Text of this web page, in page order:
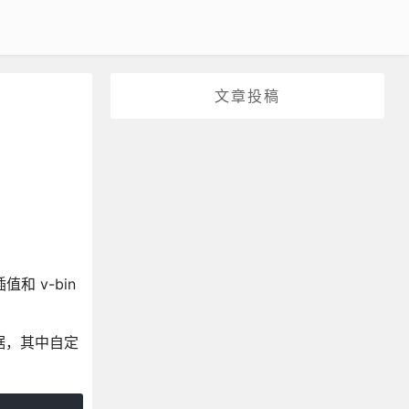
文章投稿
值和 v-bin
，其中自定